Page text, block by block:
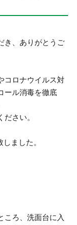
き、ありがとうご
コロナウイルス対
ール消毒を徹底
さい。
ました。
ころ、洗面台に入